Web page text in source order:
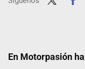
En Motorpasión